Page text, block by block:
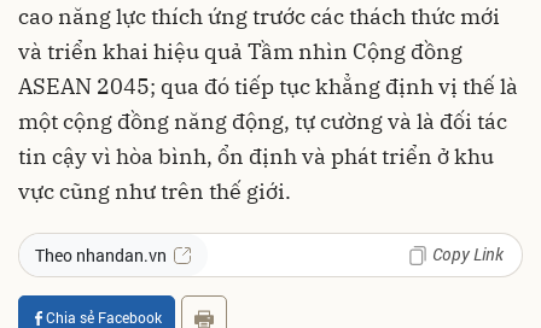
cao năng lực thích ứng trước các thách thức mới
và triển khai hiệu quả Tầm nhìn Cộng đồng
ASEAN 2045; qua đó tiếp tục khẳng định vị thế là
một cộng đồng năng động, tự cường và là đối tác
tin cậy vì hòa bình, ổn định và phát triển ở khu
vực cũng như trên thế giới.
Theo nhandan.vn Copy Link
Chia sẻ Facebook